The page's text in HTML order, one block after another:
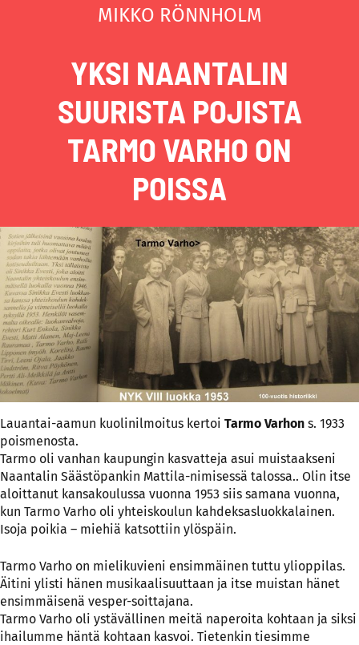
MIKKO RÖNNHOLM
YKSI NAANTALIN
SUURISTA POJISTA
TARMO VARHO ON
POISSA
Lauantai-aamun kuolinilmoitus kertoi Tarmo Varhon s. 1933
poismenosta.
Tarmo oli vanhan kaupungin kasvatteja asui muistaakseni
Naantalin Säästöpankin Mattila-nimisessä talossa.. Olin itse
aloittanut kansakoulussa vuonna 1953 siis samana vuonna,
kun Tarmo Varho oli yhteiskoulun kahdeksasluokkalainen.
Isoja poikia – miehiä katsottiin ylöspäin.
Tarmo Varho on mielikuvieni ensimmäinen tuttu ylioppilas.
Äitini ylisti hänen musikaalisuuttaan ja itse muistan hänet
ensimmäisenä vesper-soittajana.
Tarmo Varho oli ystävällinen meitä naperoita kohtaan ja siksi
ihailumme häntä kohtaan kasvoi. Tietenkin tiesimme